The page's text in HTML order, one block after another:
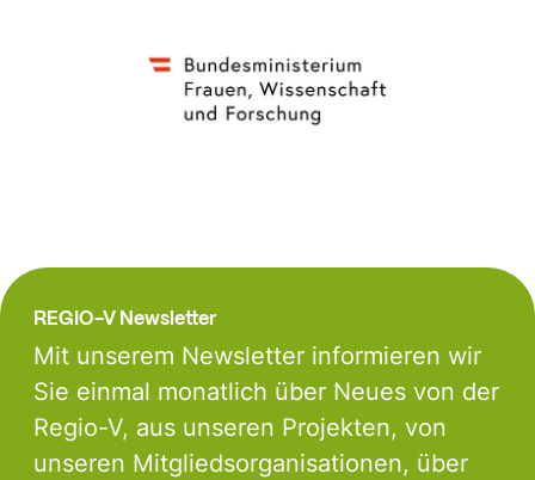
REGIO-V Newsletter
Mit unserem Newsletter informieren wir
Sie einmal monatlich über Neues von der
Regio-V, aus unseren Projekten, von
unseren Mitgliedsorganisationen, über